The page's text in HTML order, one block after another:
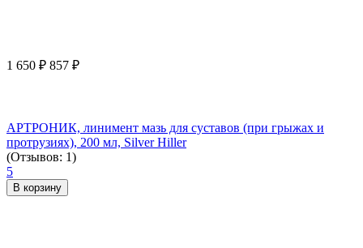
1 650 ₽ 857 ₽
АРТРОНИК, линимент мазь для суставов (при грыжах и
протрузиях), 200 мл, Silver Hiller
(Отзывов: 1)
5
В корзину